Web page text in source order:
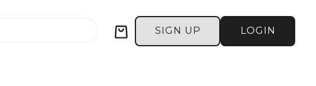
Cart SIGN UP LOGIN